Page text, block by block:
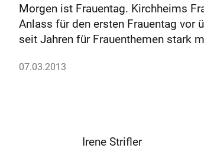
Morgen ist Frauentag. Kirchheims
Anlass für den ersten Frauentag vor
seit Jahren für Frauenthemen stark
07.03.2013
Irene Strifler